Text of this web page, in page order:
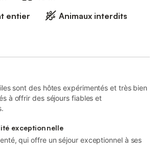
entier
Animaux interdits
sont des hôtes expérimentés et très bien
à offrir des séjours fiables et
exceptionnelle
qui offre un séjour exceptionnel à ses